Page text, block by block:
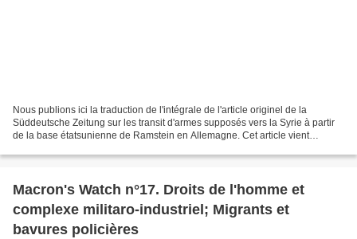
Nous publions ici la traduction de l'intégrale de l'article originel de la
Süddeutsche Zeitung sur les transit d'armes supposés vers la Syrie à partir
de la base étatsunienne de Ramstein en Allemagne. Cet article vient
Macron's Watch n°17. Droits de l'homme et
complexe militaro-industriel; Migrants et
bavures policières